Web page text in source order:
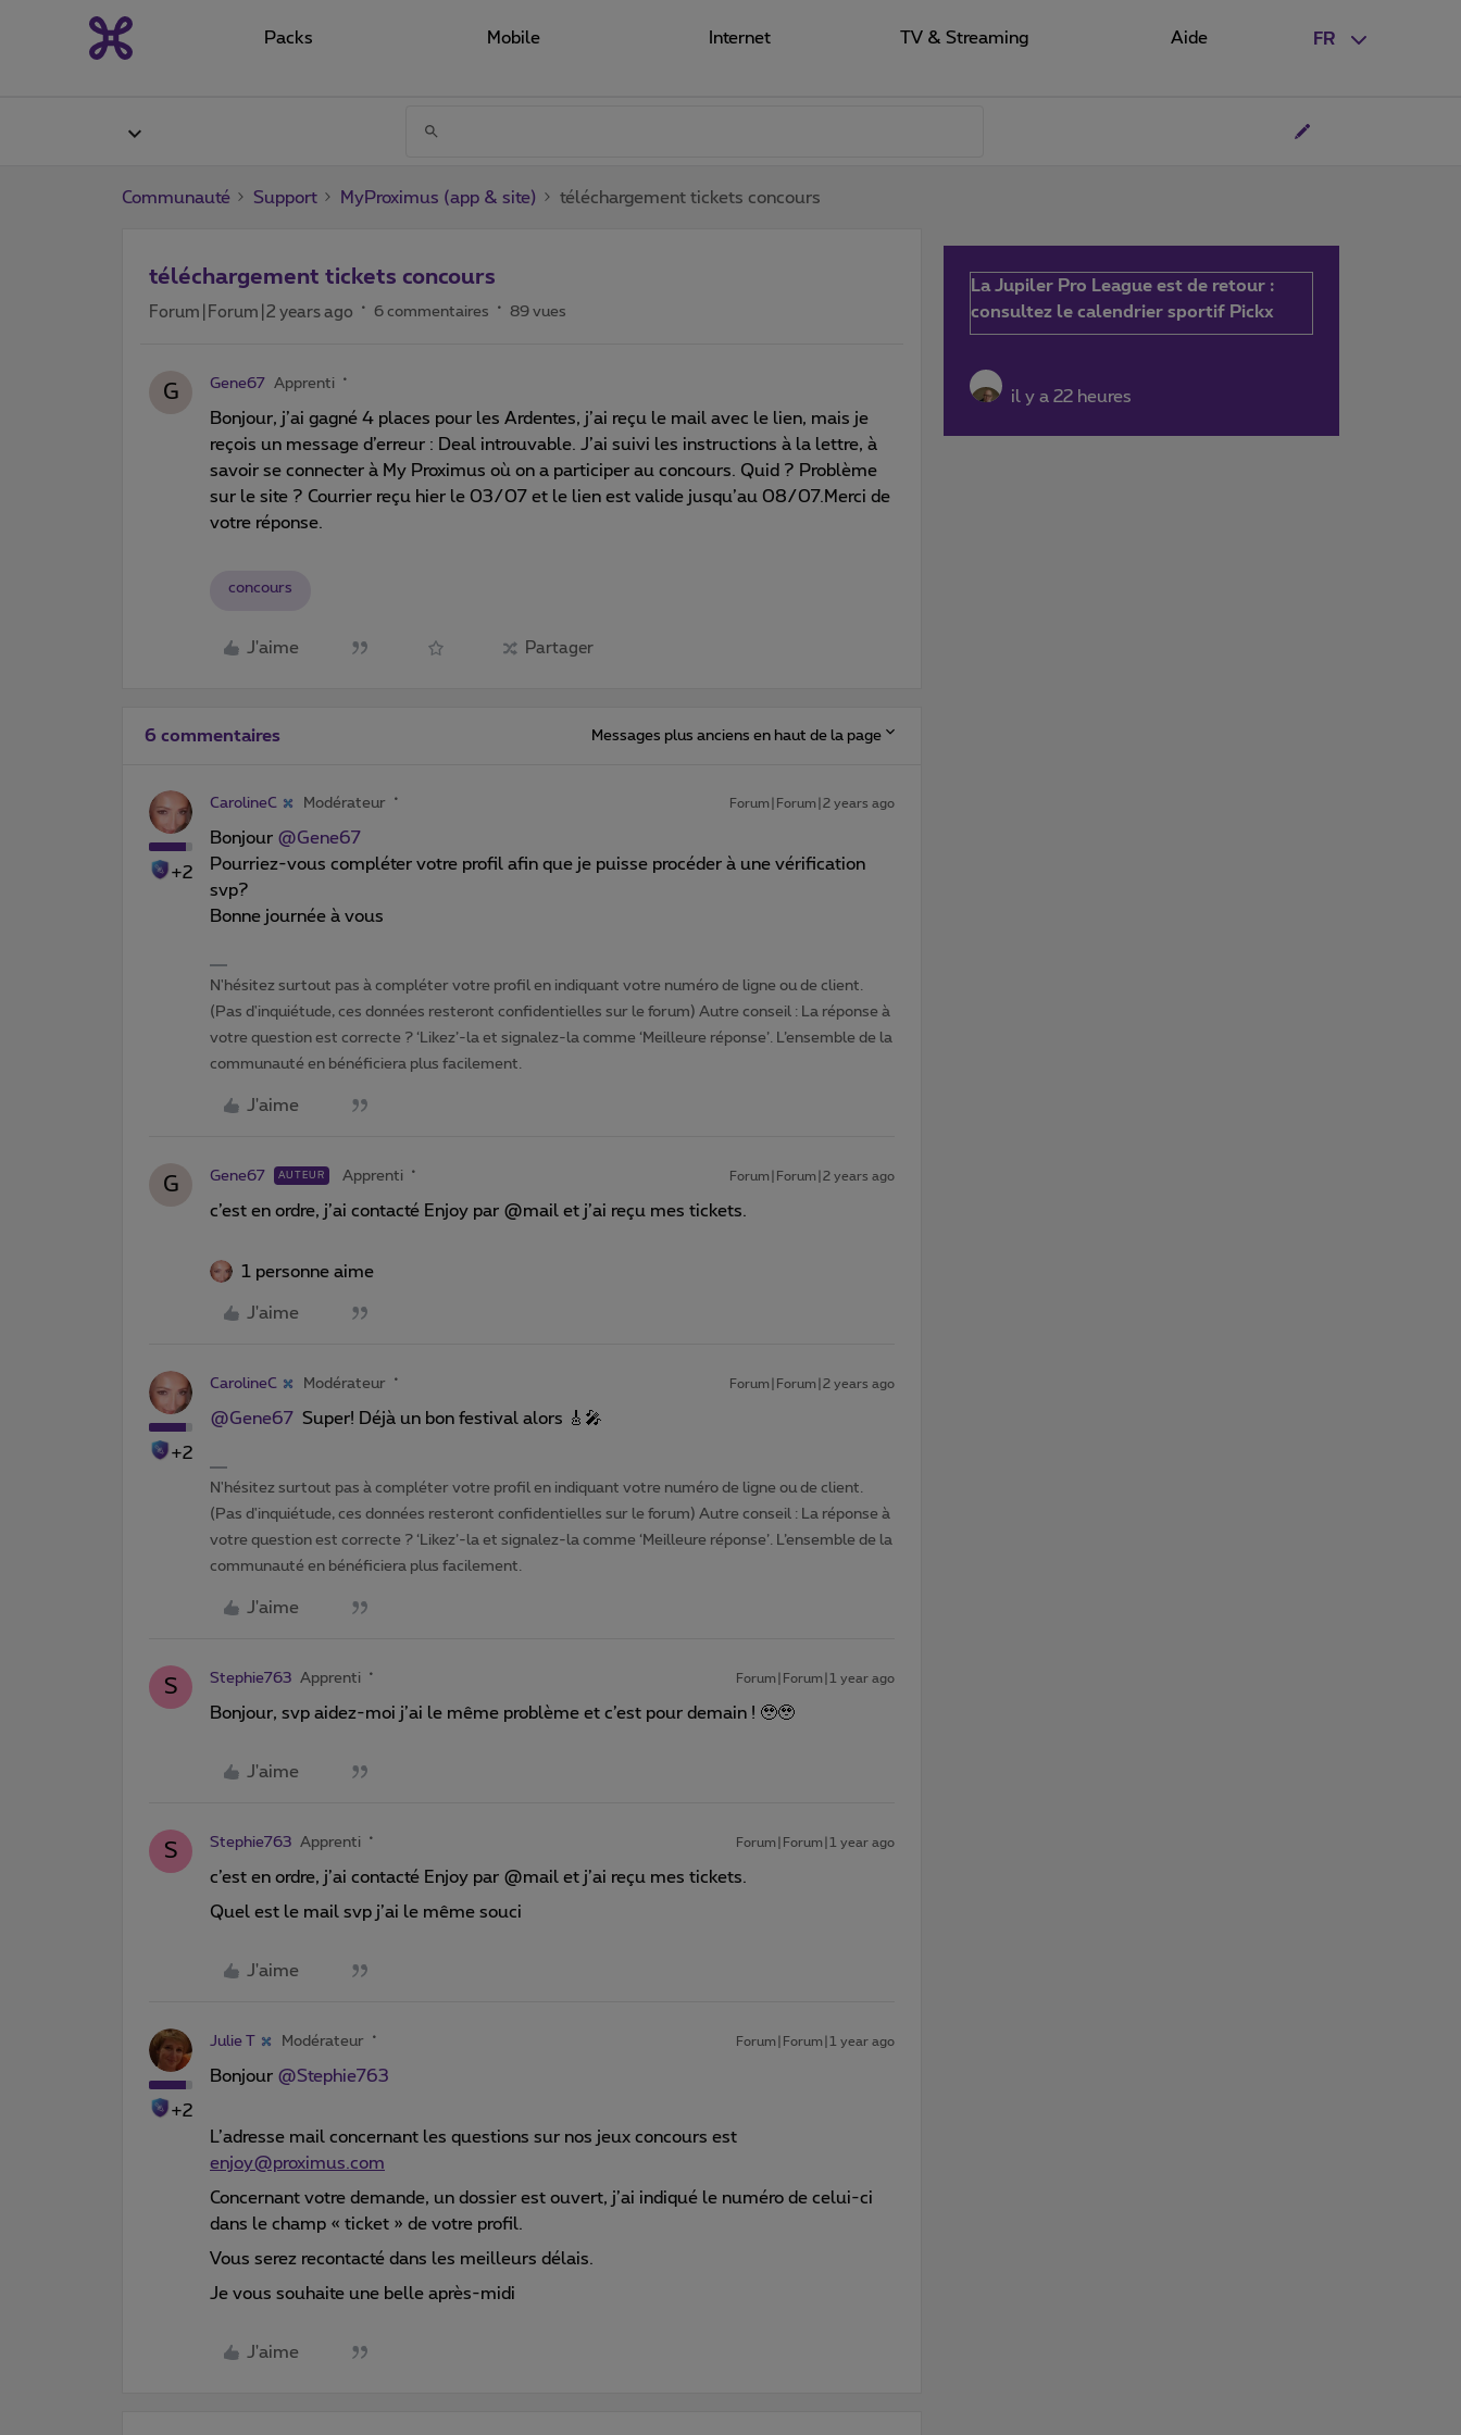
FR
Packs Mobile Internet TV & Streaming Aide
Communauté Support MyProximus (app & site) téléchargement tickets concours
téléchargement tickets concours
Forum|Forum|2 years ago 6 commentaires 89 vues
G Gene67 Apprenti
Bonjour, j’ai gagné 4 places pour les Ardentes, j’ai reçu le mail avec le lien, mais je
reçois un message d’erreur : Deal introuvable. J’ai suivi les instructions à la lettre, à
savoir se connecter à My Proximus où on a participer au concours. Quid ? Problème
sur le site ? Courrier reçu hier le 03/07 et le lien est valide jusqu’au 08/07.Merci de
votre réponse.
concours
J'aime Partager
6 commentaires Messages plus anciens en haut de la page
+2
CarolineC Modérateur Forum|Forum|2 years ago
Bonjour @Gene67
Pourriez-vous compléter votre profil afin que je puisse procéder à une vérification
svp?
Bonne journée à vous
N'hésitez surtout pas à compléter votre profil en indiquant votre numéro de ligne ou de client.
(Pas d'inquiétude, ces données resteront confidentielles sur le forum) Autre conseil : La réponse à
votre question est correcte ? ‘Likez’-la et signalez-la comme ‘Meilleure réponse’. L’ensemble de la
communauté en bénéficiera plus facilement.
J'aime
G Gene67 AUTEUR Apprenti Forum|Forum|2 years ago
c’est en ordre, j’ai contacté Enjoy par @mail et j’ai reçu mes tickets.
1 personne aime
J'aime
+2
CarolineC Modérateur Forum|Forum|2 years ago
@Gene67 Super! Déjà un bon festival alors 🎸🎤
N'hésitez surtout pas à compléter votre profil en indiquant votre numéro de ligne ou de client.
(Pas d'inquiétude, ces données resteront confidentielles sur le forum) Autre conseil : La réponse à
votre question est correcte ? ‘Likez’-la et signalez-la comme ‘Meilleure réponse’. L’ensemble de la
communauté en bénéficiera plus facilement.
J'aime
S Stephie763 Apprenti Forum|Forum|1 year ago
Bonjour, svp aidez-moi j’ai le même problème et c’est pour demain ! 🥹🥹
J'aime
S Stephie763 Apprenti Forum|Forum|1 year ago
c’est en ordre, j’ai contacté Enjoy par @mail et j’ai reçu mes tickets.
Quel est le mail svp j’ai le même souci
J'aime
+2
Julie T Modérateur Forum|Forum|1 year ago
Bonjour ​ @Stephie763
L’adresse mail concernant les questions sur nos jeux concours est
enjoy@proximus.com
Concernant votre demande, un dossier est ouvert, j’ai indiqué le numéro de celui-ci
dans le champ « ticket » de votre profil.
Vous serez recontacté dans les meilleurs délais.
Je vous souhaite une belle après-midi
J'aime
La Jupiler Pro League est de retour :
consultez le calendrier sportif Pickx
il y a 22 heures